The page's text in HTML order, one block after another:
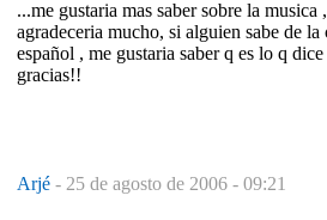
...me gustaria mas saber sobre la
agradeceria mucho, si alguien sabe de
español , me gustaria saber q es lo q
gracias!!
Arjé - 25 de agosto de 2006 - 09:21